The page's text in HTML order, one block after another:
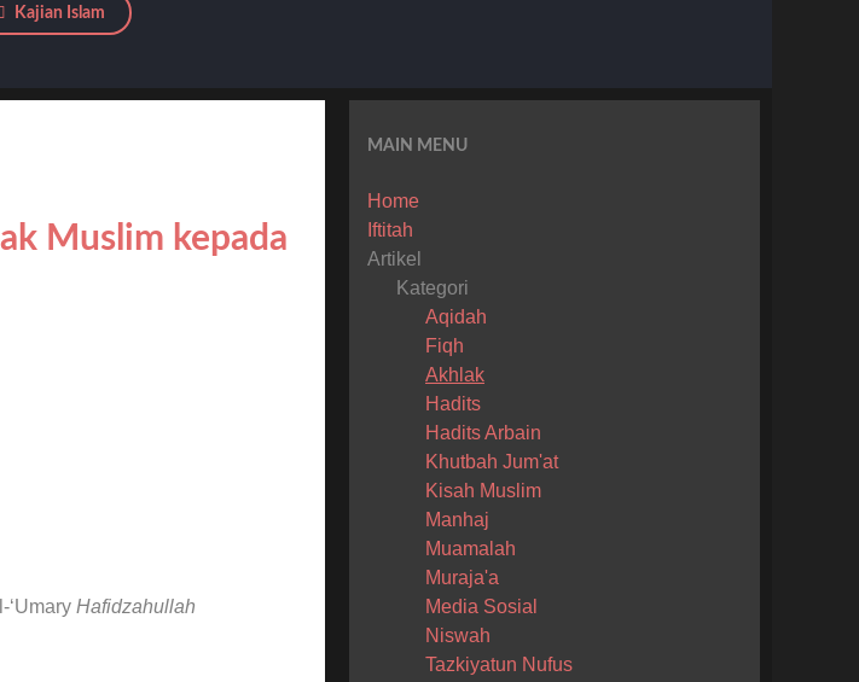
Kajian Islam
Muslim kepada
‘Umary Hafidzahullah
MAIN MENU
Home
Iftitah
Artikel
Kategori
Aqidah
Fiqh
Akhlak
Hadits
Hadits Arbain
Khutbah Jum'at
Kisah Muslim
Manhaj
Muamalah
Muraja'a
Media Sosial
Niswah
Tazkiyatun Nufus